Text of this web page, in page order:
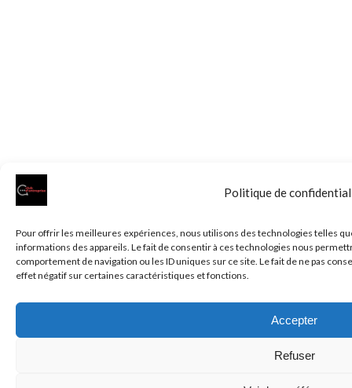
Politique de
Pour offrir les meilleures expériences, nous utilisons des technologies telles
informations des appareils. Le fait de consentir à ces technologies nous
comportement de navigation ou les ID uniques sur ce site. Le fait de ne pas
effet négatif sur certaines caractéristiques et fonctions.
Accepter
Refuser